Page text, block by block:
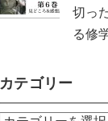
切っ
る修
カテゴリー